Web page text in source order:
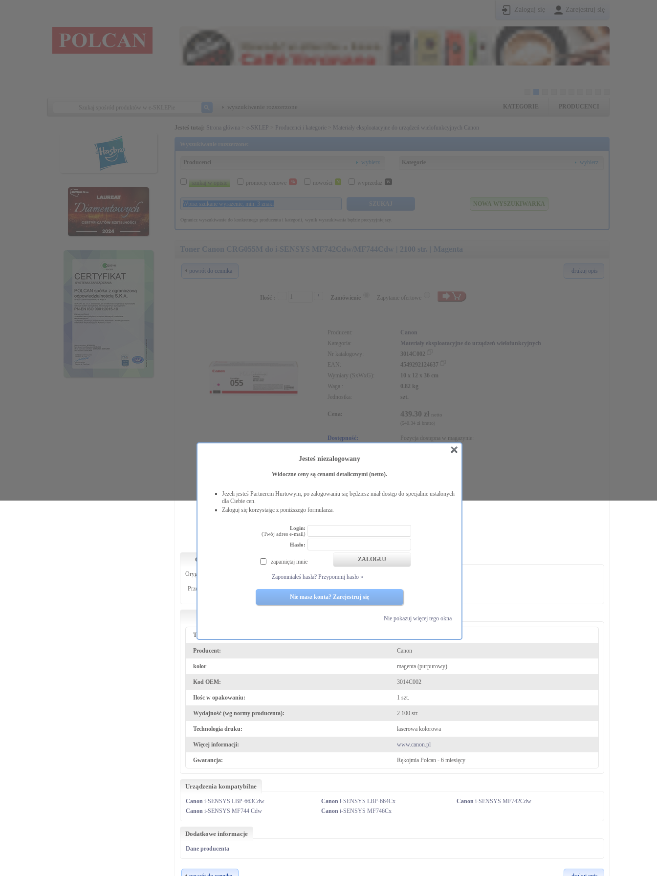
Jesteś niezalogowany
Widoczne ceny są cenami detalicznymi (netto).
Jeżeli jesteś Partnerem Hurtowym, po zalogowaniu się będziesz miał dostęp do specjalnie ustalonych
dla Ciebie cen.
Zaloguj się korzystając z poniższego formularza.
Login:
(Twój adres e-mail)
Hasło:
zapamiętaj mnie
Zapomniałeś hasła? Przypomnij hasło »
Nie masz konta? Zarejestruj się
Nie pokazuj więcej tego okna
Zaloguj się Zarejestruj się
PRODUCENCI
KATEGORIE
wyszukiwanie rozszerzone
Jesteś tutaj: Strona główna > e-SKLEP > Producenci i kategorie > Materiały eksploatacyjne do urządzeń wielofunkcyjnych Canon
Wyszukiwanie rozszerzone:
Producenci wybierz Kategorie wybierz
szukaj w opisie promocje cenowe % nowości N wyprzedaż W
Ogranicz wyszukiwanie do konkretnego producenta i kategorii, wynik wyszukiwania będzie precyzyjniejszy.
Toner Canon CRG055M do i-SENSYS MF742Cdw/MF744Cdw | 2100 str. | Magenta
powrót do cennika drukuj opis
Ilość : - + Zamówienie Zapytanie ofertowe
Producent:
Canon
Kategoria:
Materiały eksploatacyjne do urządzeń wielofunkcyjnych
Nr katalogowy:
3014C002
EAN:
4549292124637
Wymiary (SxWxG):
10 x 12 x 36 cm
Waga :
0.82 kg
Jednostka:
szt.
Cena: 439.30 zł netto
(540.34 zł brutto)
Dostępność:
Pozycja dostępna w magazynie:
KALKULATOR CENOWY
Opis produktu
Oryginalny, firmy Canon.
Przeznaczony do stosowania w urządzeniach laserowych firmy Canon.
Typ produktu:
Producent: Canon
kolor magenta (purpurowy)
Kod OEM: 3014C002
Ilośc w opakowaniu: 1 szt.
Wydajność (wg normy producenta): 2 100 str.
Technologia druku: laserowa kolorowa
Więcej informacji: www.canon.pl
Gwarancja: Rękojmia Polcan - 6 miesięcy
Urządzenia kompatybilne
Canon i-SENSYS LBP-663Cdw Canon i-SENSYS LBP-664Cx Canon i-SENSYS MF742Cdw
Canon i-SENSYS MF744 Cdw Canon i-SENSYS MF746Cx
Dodatkowe informacje
Dane producenta